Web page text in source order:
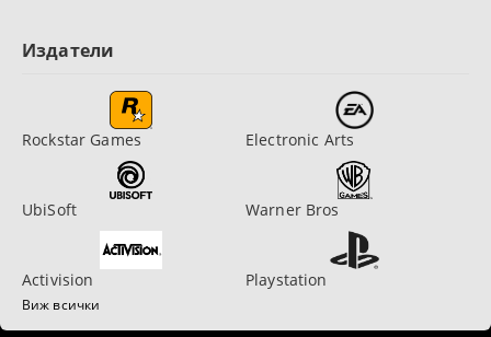
Издатели
Rockstar Games Electronic Arts
UbiSoft Warner Bros
Activision Playstation
Виж всички